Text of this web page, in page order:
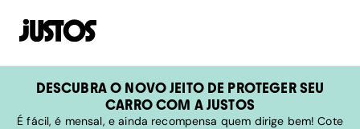
DESCUBRA O NOVO JEITO DE PROTEGER SEU
CARRO COM A JUSTOS
É fácil, é mensal, e ainda recompensa quem dirige bem! Cote